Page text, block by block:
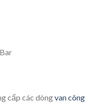
cấp các dòngvan công